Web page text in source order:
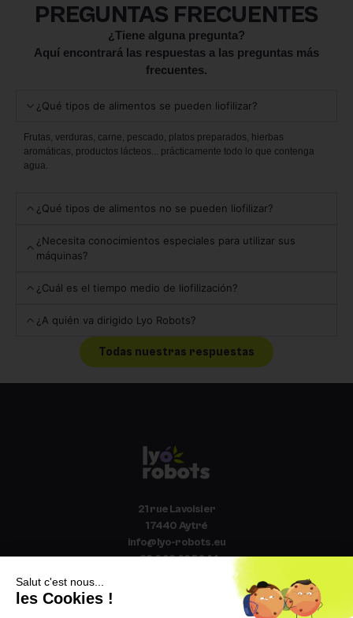
PREGUNTAS FRECUENTES
¿Tiene alguna pregunta?
Aquí encontrará las respuestas a las preguntas más
frecuentes.
¿Qué tipos de alimentos se pueden liofilizar?
Frutas, verduras, carne, pescado, platos preparados, hierbas
aromáticas, productos lácteos... prácticamente todo lo que contenga
agua.
¿Qué tipos de alimentos no se pueden liofilizar?
¿Necesita conocimientos especiales para utilizar sus
máquinas?
¿Cuál es el tiempo medio de liofilización?
¿A quién va dirigido Lyo Robots?
Todas nuestras respuestas
21 rue Lavoisier
17440 Aytré
info@lyo-robots.eu
+33 6 98 62 50 14